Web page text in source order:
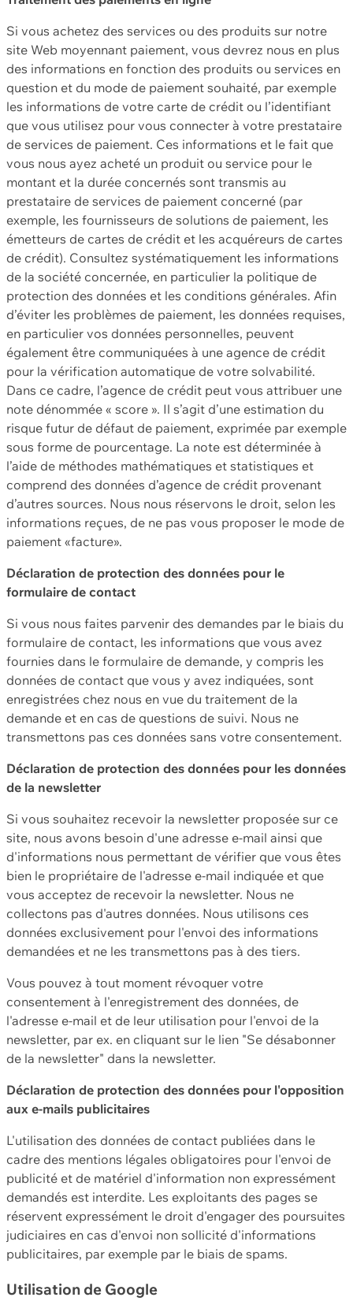
Si vous achetez des services ou des produits sur notre
site Web moyennant paiement, vous devrez nous en plus
des informations en fonction des produits ou services en
question et du mode de paiement souhaité, par exemple
les informations de votre carte de crédit ou l’identifiant
que vous utilisez pour vous connecter à votre prestataire
de services de paiement. Ces informations et le fait que
vous nous ayez acheté un produit ou service pour le
montant et la durée concernés sont transmis au
prestataire de services de paiement concerné (par
exemple, les fournisseurs de solutions de paiement, les
émetteurs de cartes de crédit et les acquéreurs de cartes
de crédit). Consultez systématiquement les informations
de la société concernée, en particulier la politique de
protection des données et les conditions générales. Afin
d’éviter les problèmes de paiement, les données requises,
en particulier vos données personnelles, peuvent
également être communiquées à une agence de crédit
pour la vérification automatique de votre solvabilité.
Dans ce cadre, l’agence de crédit peut vous attribuer une
note dénommée « score ». Il s’agit d’une estimation du
risque futur de défaut de paiement, exprimée par exemple
sous forme de pourcentage. La note est déterminée à
l’aide de méthodes mathématiques et statistiques et
comprend des données d’agence de crédit provenant
d’autres sources. Nous nous réservons le droit, selon les
informations reçues, de ne pas vous proposer le mode de
paiement «facture».
Déclaration de protection des données pour le
formulaire de contact
Si vous nous faites parvenir des demandes par le biais du
formulaire de contact, les informations que vous avez
fournies dans le formulaire de demande, y compris les
données de contact que vous y avez indiquées, sont
enregistrées chez nous en vue du traitement de la
demande et en cas de questions de suivi. Nous ne
transmettons pas ces données sans votre consentement.
Déclaration de protection des données pour les données
de la newsletter
Si vous souhaitez recevoir la newsletter proposée sur ce
site, nous avons besoin d'une adresse e-mail ainsi que
d'informations nous permettant de vérifier que vous êtes
bien le propriétaire de l'adresse e-mail indiquée et que
vous acceptez de recevoir la newsletter. Nous ne
collectons pas d'autres données. Nous utilisons ces
données exclusivement pour l'envoi des informations
demandées et ne les transmettons pas à des tiers.
Vous pouvez à tout moment révoquer votre
consentement à l'enregistrement des données, de
l'adresse e-mail et de leur utilisation pour l'envoi de la
newsletter, par ex. en cliquant sur le lien "Se désabonner
de la newsletter" dans la newsletter.
Déclaration de protection des données pour l'opposition
aux e-mails publicitaires
L'utilisation des données de contact publiées dans le
cadre des mentions légales obligatoires pour l'envoi de
publicité et de matériel d'information non expressément
demandés est interdite. Les exploitants des pages se
réservent expressément le droit d'engager des poursuites
judiciaires en cas d'envoi non sollicité d'informations
publicitaires, par exemple par le biais de spams.
Utilisation de Google